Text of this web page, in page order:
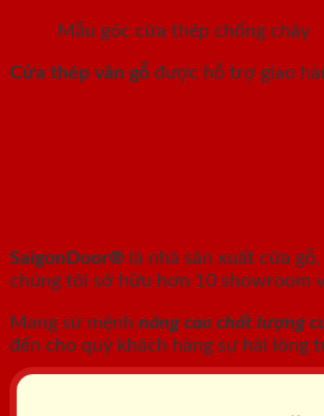
Mẫu góc cửa thép chống cháy
Cửa thép vân gỗ được hỗ trợ giao
SaigonDoor® là nhà sản xuất cửa
chúng tôi sở hữu hơn 10 showroom
Mang sứ mệnh nâng cao chất lượng
đến cho quý khách hàng sự hài lòng